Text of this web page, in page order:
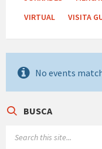
VIRTUAL
VISITA
No events
BUSCA